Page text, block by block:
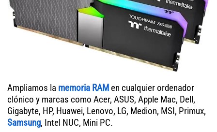
Ampliamos la memoria RAM en cualquier ordenador
clónico y marcas como Acer, ASUS, Apple Mac, Dell,
Gigabyte, HP, Huawei, Lenovo, LG, Medion, MSI, Primux,
Samsung, Intel NUC, Mini PC.